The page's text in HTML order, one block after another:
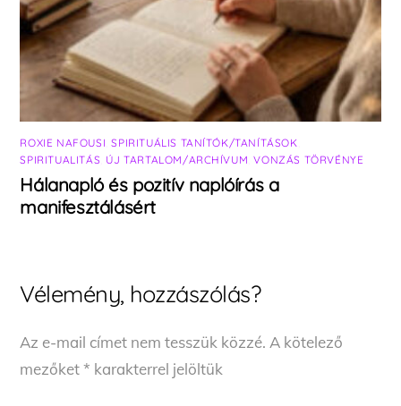
ROXIE NAFOUSI ,SPIRITUÁLIS TANÍTÓK/TANÍTÁSOK
SPIRITUALITÁS ÚJ TARTALOM/ARCHÍVUM ,VONZÁS TÖRVÉNYE
Hálanapló és pozitív naplóírás a
manifesztálásért
Vélemény, hozzászólás?
Az e-mail címet nem tesszük közzé. A kötelező
mezőket* karakterrel jelöltük